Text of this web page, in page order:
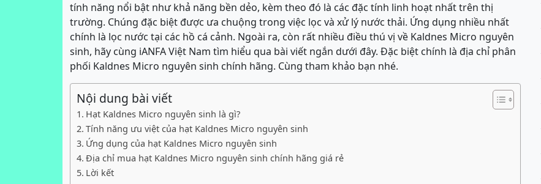
tính năng nổi bật như khả năng bền dẻo, kèm theo đó là các đặc tính linh hoạt nhất trên thị
trường. Chúng đặc biệt được ưa chuộng trong việc lọc và xử lý nước thải. Ứng dụng nhiều nhất
chính là lọc nước tại các hồ cá cảnh. Ngoài ra, còn rất nhiều điều thú vị về Kaldnes Micro nguyên
sinh, hãy cùng iANFA Việt Nam tìm hiểu qua bài viết ngắn dưới đây. Đặc biệt chính là địa chỉ phân
phối Kaldnes Micro nguyên sinh chính hãng. Cùng tham khảo bạn nhé.
Nội dung bài viết
Hạt Kaldnes Micro nguyên sinh là gì?
Tính năng ưu việt của hạt Kaldnes Micro nguyên sinh
Ứng dụng của hạt Kaldnes Micro nguyên sinh
Địa chỉ mua hạt Kaldnes Micro nguyên sinh chính hãng giá rẻ
Lời kết